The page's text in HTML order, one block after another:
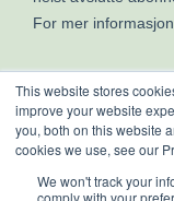
This website stores
improve your website
you, both on this website
cookies we use, see our
We won't track your
comply with your